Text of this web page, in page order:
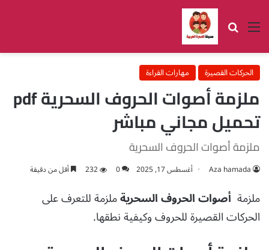
القائمة بحث عن
الحركات القصيرة مهارات القراءة
ملزمة أصوات الحروف السحرية pdf
تحميل مجاني مباشر
ملزمة أصوات الحروف السحرية
Aza hamada أغسطس 17, 2025 0
232 أقل من دقيقة
ملزمة أصوات الحروف السحريةملزمة للتعرف على
الحركات القصيرة للحروف وكيفية نطقها.